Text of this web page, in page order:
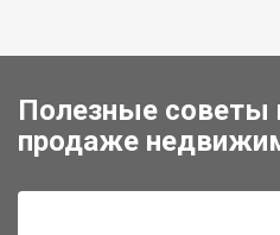
Полезные советы
продаже